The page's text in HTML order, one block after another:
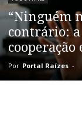
“Ninguém
contrário: a
cooperação
Por Portal Raízes -